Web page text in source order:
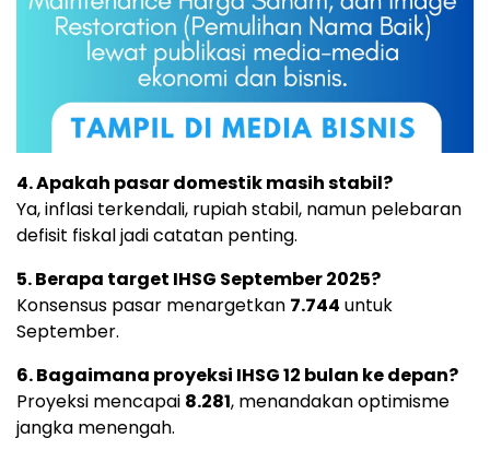
4. Apakah pasar domestik masih stabil?
Ya, inflasi terkendali, rupiah stabil, namun pelebaran
defisit fiskal jadi catatan penting.
5. Berapa target IHSG September 2025?
Konsensus pasar menargetkan 7.744 untuk
September.
6. Bagaimana proyeksi IHSG 12 bulan ke depan?
Proyeksi mencapai 8.281, menandakan optimisme
jangka menengah.